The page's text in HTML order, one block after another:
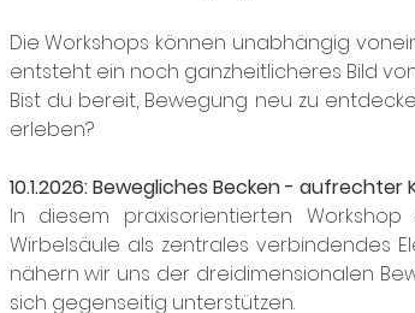
Die Workshops können unabhängig
entsteht ein noch ganzheitlicheres Bild
Bist du bereit, Bewegung neu zu
erleben?
10.1.2026: Bewegliches Becken - aufrechter
In diesem praxisorientierten
Wirbelsäule als zentrales verbindendes
nähern wir uns der dreidimensionalen
sich gegenseitig unterstützen.